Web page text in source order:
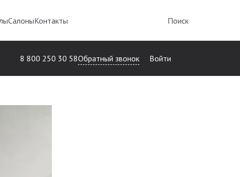
СалоныКонтакты Поиск
8 800 250 30 58Обратный звонок Войти